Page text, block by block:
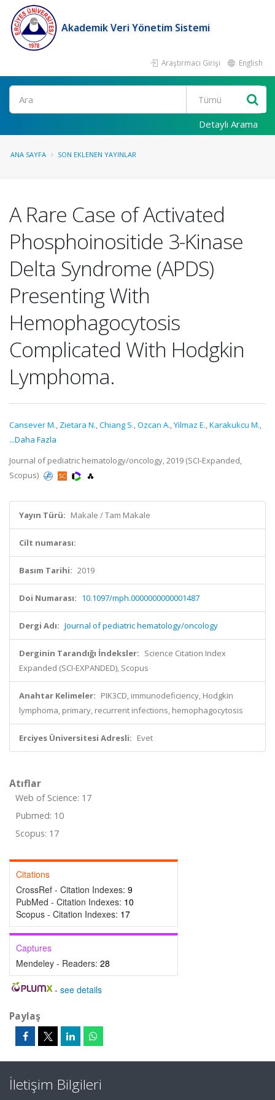
Akademik Veri Yönetim Sistemi
Araştırmacı Girişi English
Ara
Detaylı Arama
ANA SAYFA SON EKLENEN YAYINLAR
A Rare Case of Activated
Phosphoinositide 3-Kinase
Delta Syndrome (APDS)
Presenting With
Hemophagocytosis
Complicated With Hodgkin
Lymphoma.
Cansever M., Zietara N.,Chiang S.,Ozcan A.,Yilmaz E.,Karakukcu M.,
...Daha Fazla
Journal of pediatric hematology/oncology, 2019 (SCI-Expanded,
Scopus)
Yayın Türü: Makale / Tam Makale
Cilt numarası:
Basım Tarihi: 2019
Doi Numarası: 10.1097/mph.0000000000001487
Dergi Adı: Journal of pediatric hematology/oncology
Derginin Tarandığı İndeksler: Science Citation Index
Expanded (SCI-EXPANDED), Scopus
Anahtar Kelimeler: PIK3CD, immunodeficiency, Hodgkin
lymphoma, primary, recurrent infections, hemophagocytosis
Erciyes Üniversitesi Adresli: Evet
Atıflar
Web of Science: 17
Pubmed: 10
Scopus: 17
Citations
CrossRef - Citation Indexes: 9
PubMed - Citation Indexes: 10
Scopus - Citation Indexes: 17
Captures
Mendeley - Readers: 28
- see details
Paylaş
İletişim Bilgileri